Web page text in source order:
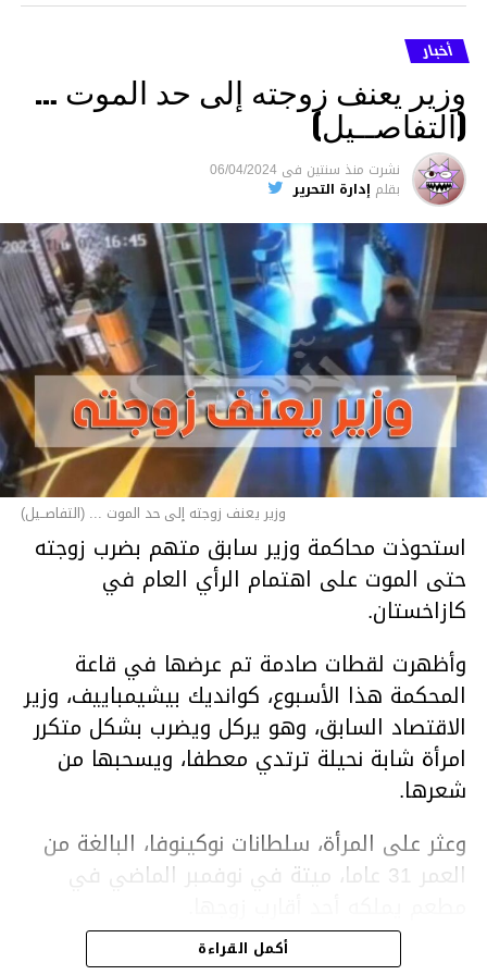
أخبار
وزير يعنف زوجته إلى حد الموت …
(التفاصــيل)
نشرت منذ سنتين فى 06/04/2024
بقلم إدارة التحرير
وزير يعنف زوجته إلى حد الموت ... (التفاصــيل)
استحوذت محاكمة وزير سابق متهم بضرب زوجته
حتى الموت على اهتمام الرأي العام في
كازاخستان.
وأظهرت لقطات صادمة تم عرضها في قاعة
المحكمة هذا الأسبوع، كوانديك بيشيمباييف، وزير
الاقتصاد السابق، وهو يركل ويضرب بشكل متكرر
امرأة شابة نحيلة ترتدي معطفا، ويسحبها من
شعرها.
وعثر على المرأة، سلطانات نوكينوفا، البالغة من
العمر 31 عاما، ميتة في نوفمبر الماضي في
ووفقا لتقرير الطبيب الشرعي، توفيت نوكينوفا
أكمل القراءة